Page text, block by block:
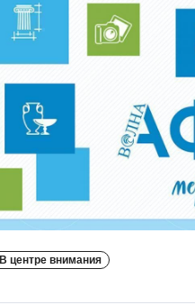
В центре внимания